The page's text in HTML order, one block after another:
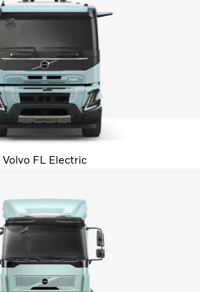
Volvo FL Electric